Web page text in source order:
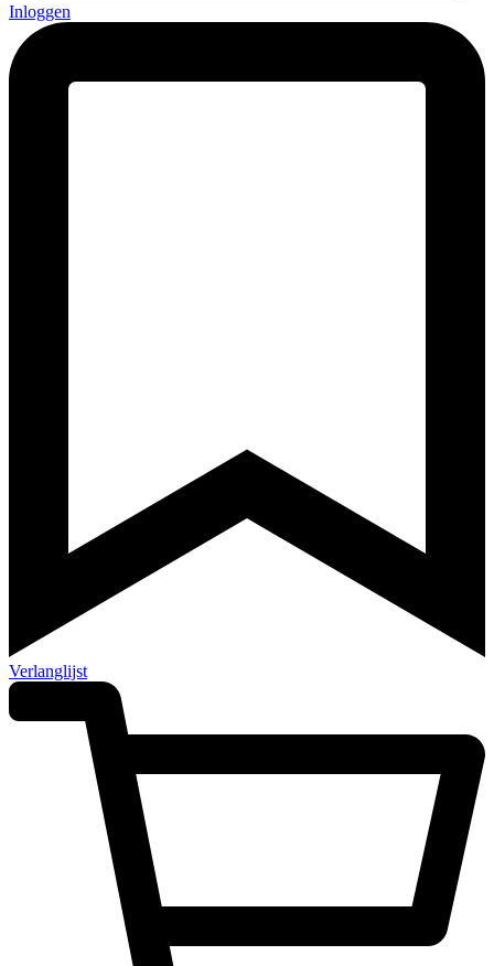
Inloggen
Verlanglijst